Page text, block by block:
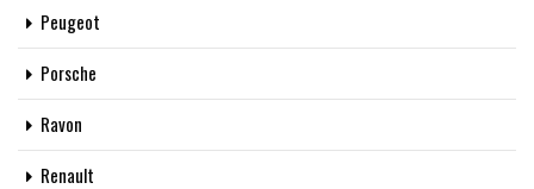
Peugeot
Porsche
Ravon
Renault